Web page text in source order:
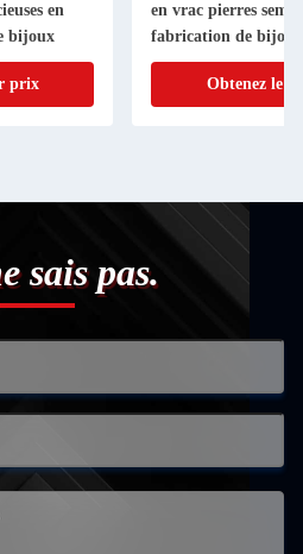
en
bijoux
prix
en vrac pierres
fabrication de bijoux
Obtenez le
sais pas.